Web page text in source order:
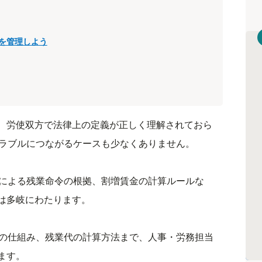
管理しよう
使双方で法律上の定義が正しく理解されておら
ルにつながるケースも少なくありません。
よる残業命令の根拠、割増賃金の計算ルールな
岐にわたります。
仕組み、残業代の計算方法まで、人事・労務担当
。